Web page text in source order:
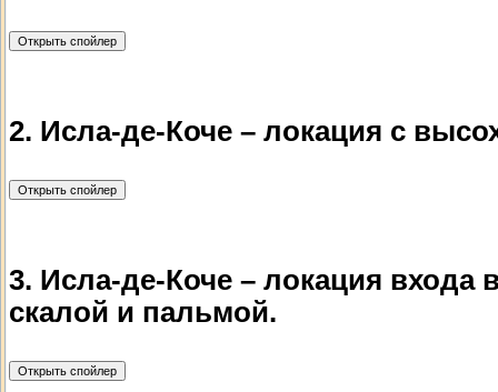
2. Исла-де-Коче – локация с
3. Исла-де-Коче – локация
скалой и пальмой.